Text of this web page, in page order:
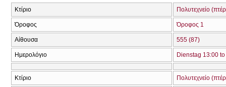
Κτίριο Πολυτεχνείο
Όροφος Όροφος 1
Αίθουσα 555 (87)
Ημερολόγιο Dienstag 13:00
Κτίριο Πολυτεχνείο